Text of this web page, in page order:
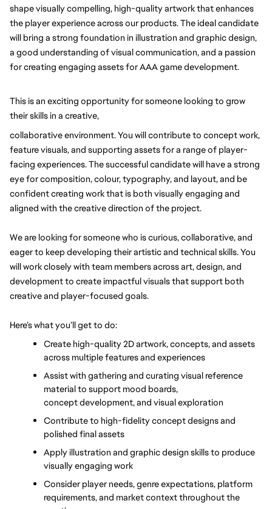
shape visually compelling, high-quality artwork that enhances
the player experience across our products. The ideal candidate
will bring a strong foundation in illustration and graphic design,
a good understanding of visual communication, and a passion
for creating engaging assets for AAA game development.
This is an exciting opportunity for someone looking to grow
their skills in a creative,
collaborative environment. You will contribute to concept work,
feature visuals, and supporting assets for a range of player-
facing experiences. The successful candidate will have a strong
eye for composition, colour, typography, and layout, and be
confident creating work that is both visually engaging and
aligned with the creative direction of the project.
We are looking for someone who is curious, collaborative, and
eager to keep developing their artistic and technical skills. You
will work closely with team members across art, design, and
development to create impactful visuals that support both
creative and player-focused goals.
Here’s what you’ll get to do:
Create high-quality 2D artwork, concepts, and assets
across multiple features and experiences
Assist with gathering and curating visual reference
material to support mood boards,
concept development, and visual exploration
Contribute to high-fidelity concept designs and
polished final assets
Apply illustration and graphic design skills to produce
visually engaging work
Consider player needs, genre expectations, platform
requirements, and market context throughout the